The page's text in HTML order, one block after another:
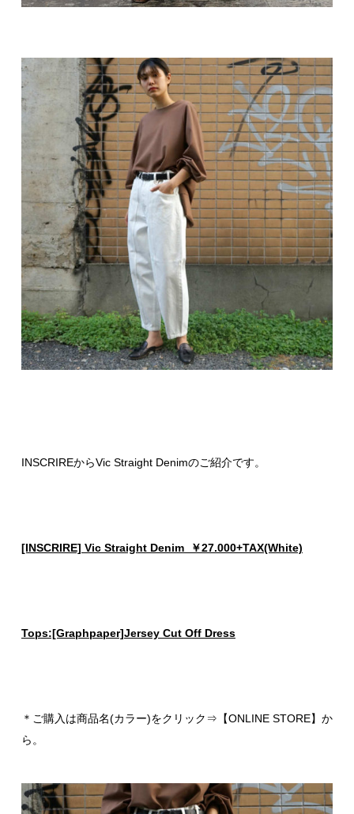
INSCRIREからVic Straight Denimのご紹介です。
[INSCRIRE] Vic Straight Denim ￥27.000+TAX(White)
Tops:[Graphpaper]Jersey Cut Off Dress
＊ご購入は商品名(カラー)をクリック⇒【ONLINE STORE】か
ら。